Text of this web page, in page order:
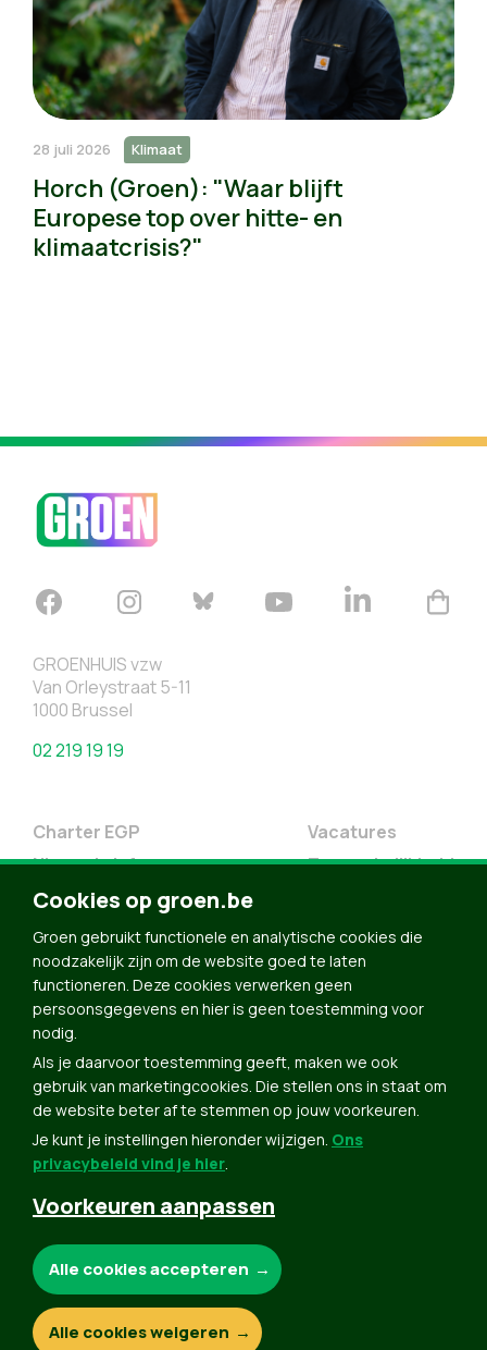
28 juli 2026 Klimaat
Horch (Groen): "Waar blijft
Europese top over hitte- en
klimaatcrisis?"
GROENHUIS vzw
Van Orleystraat 5-11
1000 Brussel
02 219 19 19
Charter EGP
Nieuwsbrief
Doe Mee
Contact
Groen in je buurt
Meldpunt
Vacatures
Toegankelijkheid
Word lid
Agenda
Bekijk kalender
Verleng je lidmaatschap
Programma oktober 2024
Programma juni 2024
Downloads
Webshop
Cookies op groen.be
Groen gebruikt functionele en analytische cookies die
noodzakelijk zijn om de website goed te laten
functioneren. Deze cookies verwerken geen
persoonsgegevens en hier is geen toestemming voor
nodig.
Als je daarvoor toestemming geeft, maken we ook
gebruik van marketingcookies. Die stellen ons in staat om
de website beter af te stemmen op jouw voorkeuren.
Je kunt je instellingen hieronder wijzigen. Ons
privacybeleid vind je hier.
Voorkeuren aanpassen
Analytische cookies:
Alle cookies accepteren
Alle cookies weigeren